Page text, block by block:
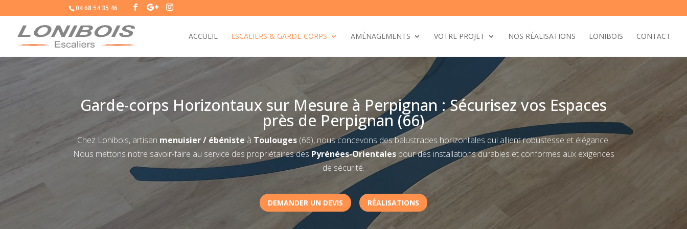
04 68 54 35 46
ACCUEIL ESCALIERS & GARDE-CORPS AMÉNAGEMENTS VOTRE PROJET NOS RÉALISATIONS LONIBOIS CONTACT
Garde-corps Horizontaux sur Mesure à Perpignan : Sécurisez vos Espaces
près de Perpignan (66)
Chez Lonibois, artisan menuisier / ébéniste à Toulouges (66), nous concevons des balustrades horizontales qui allient robustesse et élégance.
Nous mettons notre savoir-faire au service des propriétaires des Pyrénées-Orientalespour des installations durables et conformes aux exigences
de sécurité.
DEMANDER UN DEVIS RÉALISATIONS